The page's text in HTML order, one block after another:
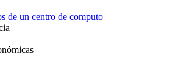
de un centro de computo